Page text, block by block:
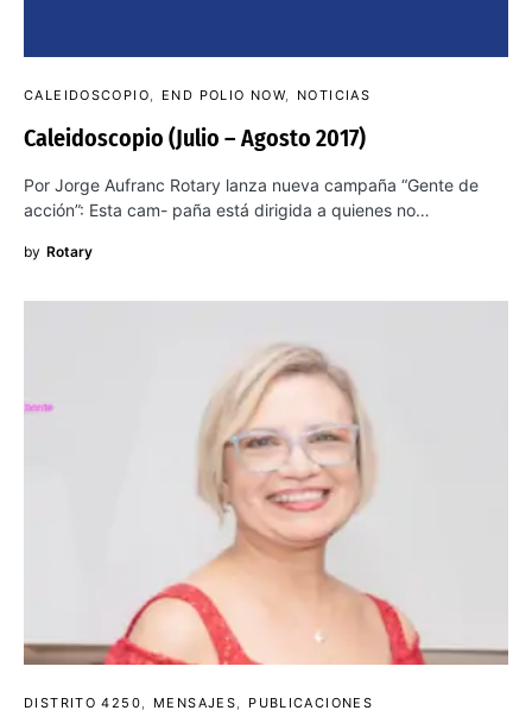
CALEIDOSCOPIO END POLIO NOW NOTICIAS
Caleidoscopio (Julio – Agosto 2017)
Por Jorge Aufranc Rotary lanza nueva campaña “Gente de
acción”: Esta cam- paña está dirigida a quienes no…
by Rotary
DISTRITO 4250 MENSAJES PUBLICACIONES